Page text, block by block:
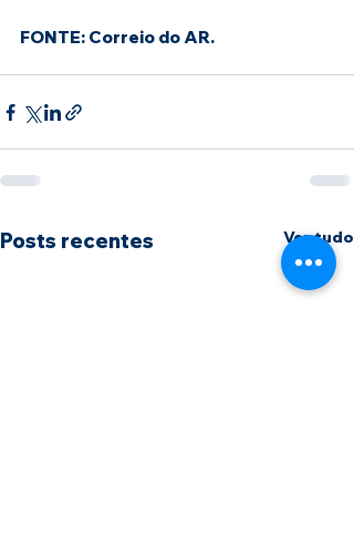
FONTE: Correio do AR.
Posts recentes Ver tudo